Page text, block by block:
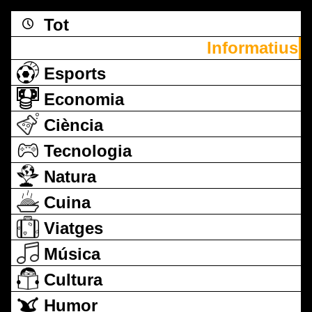
Tot
Informatius
Esports
Economia
Ciència
Tecnologia
Natura
Cuina
Viatges
Música
Cultura
Humor